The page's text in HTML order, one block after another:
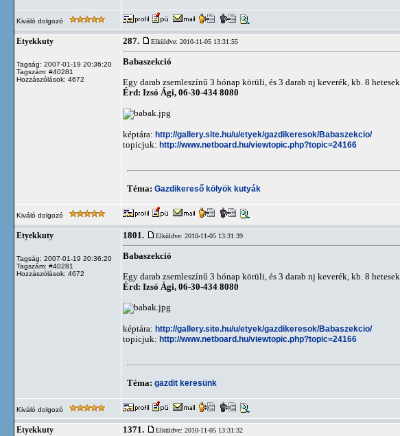
Kiváló dolgozó
Etyekkuty
Tagság: 2007-01-19 20:36:20
Tagszám: #40281
Hozzászólások: 4672
287. Elküldve: 2010-11-05 13:31:55
Babaszekció
Egy darab zsemleszínű 3 hónap körüli, és 3 darab nj keverék, kb. 8 hetesek.
Érd: Izsó Ági, 06-30-434 8080
képtára: http://gallery.site.hu/u/etyek/gazdikeresok/Babaszekcio/
topicjuk: http://www.netboard.hu/viewtopic.php?topic=24166
Téma: Gazdikereső kölyök kutyák
Kiváló dolgozó
Etyekkuty
Tagság: 2007-01-19 20:36:20
Tagszám: #40281
Hozzászólások: 4672
1801. Elküldve: 2010-11-05 13:31:39
Babaszekció
Egy darab zsemleszínű 3 hónap körüli, és 3 darab nj keverék, kb. 8 hetesek.
Érd: Izsó Ági, 06-30-434 8080
képtára: http://gallery.site.hu/u/etyek/gazdikeresok/Babaszekcio/
topicjuk: http://www.netboard.hu/viewtopic.php?topic=24166
Téma: gazdit keresünk
Kiváló dolgozó
Etyekkuty 1371. Elküldve: 2010-11-05 13:31:32